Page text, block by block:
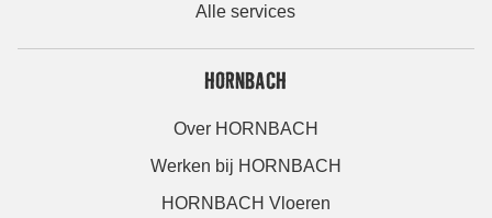
Alle services
HORNBACH
Over HORNBACH
Werken bij HORNBACH
HORNBACH Vloeren